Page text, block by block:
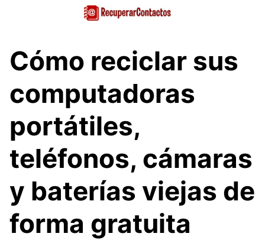
Cómo reciclar sus
computadoras
portátiles,
teléfonos, cámaras
y baterías viejas de
forma gratuita